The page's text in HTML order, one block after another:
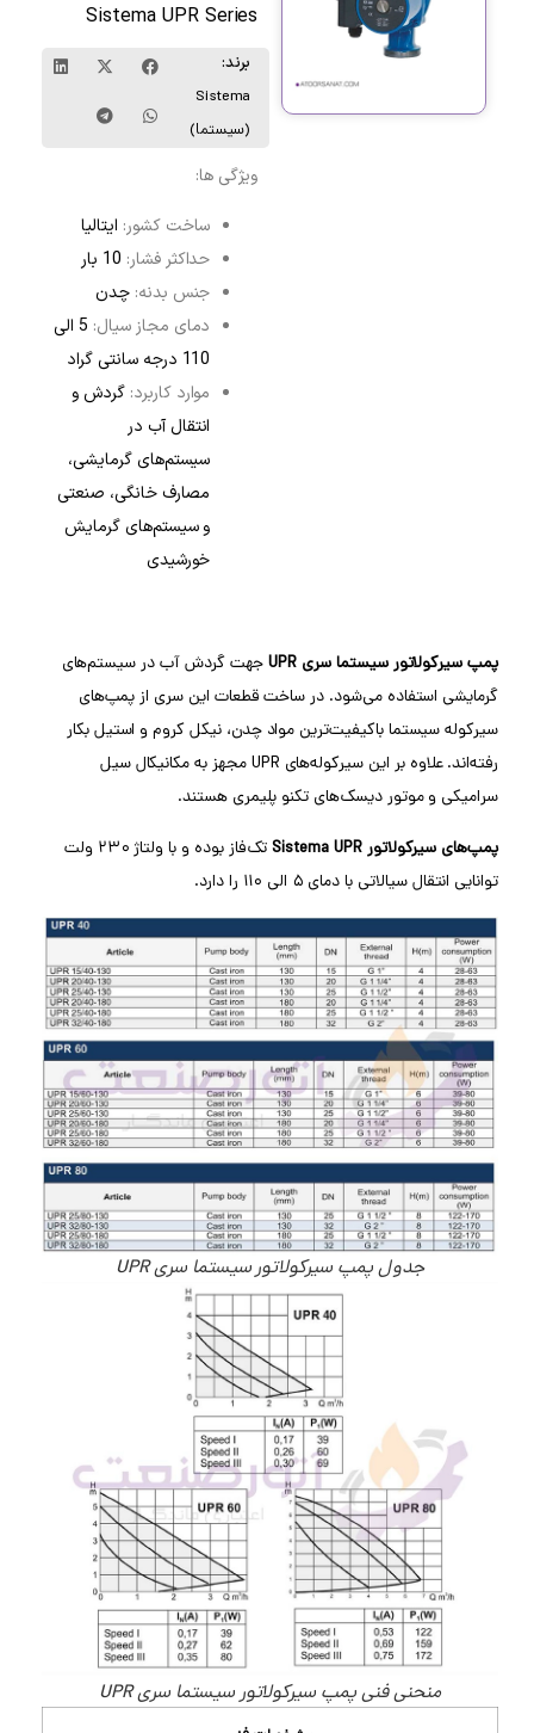
Sistema UPR Series
Sistema
(سیستما)
ویژگی ها:
ساخت کشور:ایتالیا
حداکثر فشار:10 بار
جنس بدنه:چدن
دمای مجاز سیال: 5 الی
موارد کاربرد:گردش و
انتقال آب در
سیستم‌های گرمایشی،
‌مصارف خانگی، صنعتی
و سیستم‌های گرمایش
خورشیدی
پمپ سیرکولاتور سیستما سری UPR
جهت گردش آب در سیستم‌های
گرمایشی استفاده می‌شود. در ساخت قطعات این سری از پمپ‌های
سیرکوله سیستما باکیفیت‌ترین مواد چدن، نیکل کروم و استیل بکار
رفته‌اند. علاوه بر این سیرکوله‌های UPR مجهز به مکانیکال سیل
سرامیکی و موتور دیسک‌های تکنو پلیمری هستند.
پمپ‌های سیرکولاتور Sistema UPR
تک‌فاز بوده و با ولتاژ ۲۳۰ ولت
توانایی انتقال سیالاتی با دمای ۵ الی ۱۱۰ را دارد.
جدول پمپ سیرکولاتور سیستما سری UPR
منحنی فنی پمپ سیرکولاتور سیستما سری UPR